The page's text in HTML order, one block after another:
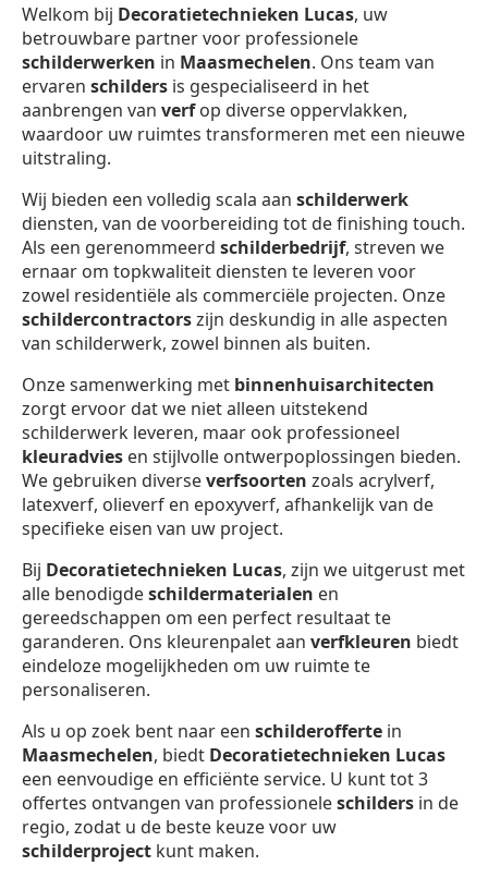
Welkom bij Decoratietechnieken Lucas, uw
betrouwbare partner voor professionele
schilderwerken in Maasmechelen. Ons team van
ervaren schilders is gespecialiseerd in het
aanbrengen van verfop diverse oppervlakken,
waardoor uw ruimtes transformeren met een nieuwe
uitstraling.
Wij bieden een volledig scala aan schilderwerk
diensten, van de voorbereiding tot de finishing touch.
Als een gerenommeerd schilderbedrijf, streven we
ernaar om topkwaliteit diensten te leveren voor
zowel residentiële als commerciële projecten. Onze
schildercontractorszijn deskundig in alle aspecten
van schilderwerk, zowel binnen als buiten.
Onze samenwerking met binnenhuisarchitecten
zorgt ervoor dat we niet alleen uitstekend
schilderwerk leveren, maar ook professioneel
kleuradvies en stijlvolle ontwerpoplossingen bieden.
We gebruiken diverseverfsoorten zoals acrylverf,
latexverf, olieverf en epoxyverf, afhankelijk van de
specifieke eisen van uw project.
Bij Decoratietechnieken Lucas, zijn we uitgerust met
alle benodigdeschildermaterialen en
gereedschappen om een perfect resultaat te
garanderen. Ons kleurenpalet aan verfkleuren biedt
eindeloze mogelijkheden om uw ruimte te
personaliseren.
Als u op zoek bent naar een schilderofferte in
Maasmechelen, biedt Decoratietechnieken Lucas
een eenvoudige en efficiënte service. U kunt tot 3
offertes ontvangen van professioneleschilders in de
regio, zodat u de beste keuze voor uw
schilderproject kunt maken.